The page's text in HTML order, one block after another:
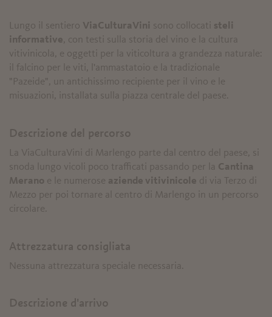
Lungo il sentiero ViaCulturaVini sono collocati steli
informative , con testi sulla storia del vino e la cultura
vitivinicola, e oggetti per la viticoltura a grandezza naturale:
il falcino per le viti, l'ammastatoio e la tradizionale
"Pazeide", un antichissimo recipiente per il vino e le
misuazioni, installata sulla piazza centrale del paese.
Descrizione del percorso
La ViaCulturaVini di Marlengo parte dal centro del paese, si
snoda lungo vicoli poco trafficati passando per la Cantina
Merano e le numerose aziende vitivinicole di via Terzo di
Mezzo per poi tornare al centro di Marlengo in un percorso
circolare.
Attrezzatura consigliata
Nessuna attrezzatura speciale necessaria.
Descrizione d'arrivo